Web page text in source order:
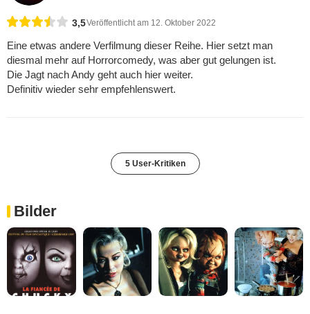
3,5Veröffentlicht am 12. Oktober 2022
Eine etwas andere Verfilmung dieser Reihe. Hier setzt man
diesmal mehr auf Horrorcomedy, was aber gut gelungen ist.
Die Jagt nach Andy geht auch hier weiter.
Definitiv wieder sehr empfehlenswert.
5 User-Kritiken
Bilder